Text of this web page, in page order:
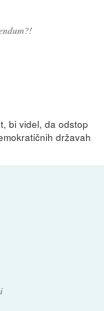
bi videl, da odstop
državah